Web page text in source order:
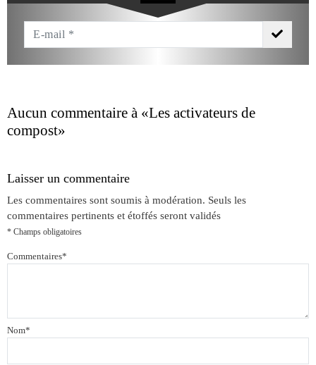
Email
Aucun commentaire à «Les activateurs de
compost»
Laisser un commentaire
Les commentaires sont soumis à modération. Seuls les
commentaires pertinents et étoffés seront validés
* Champs obligatoires
Commentaires*
Nom*